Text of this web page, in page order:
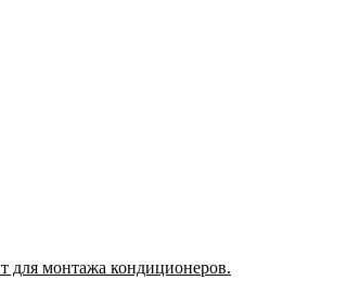
для монтажа кондиционеров.